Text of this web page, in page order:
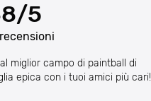
/5
miglior campo di paintball di
epica con i tuoi amici più cari!